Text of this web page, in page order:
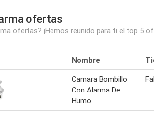
ofertas
ofertas? ¡Hemos reunido para ti el top 5
Nombre
Camara Bombillo
Con Alarma De
Humo